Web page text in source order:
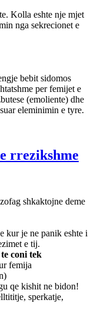
Kolla eshte nje mjet
nga sekrecionet e
bebit sidomos
per femijet e
(emoliente) dhe
eleminimin e tyre.
rrezikshme
shkaktojne deme
kur je ne panik eshte i
e tij.
coni tek
femija
qe kishit ne bidon!
sperkatje,